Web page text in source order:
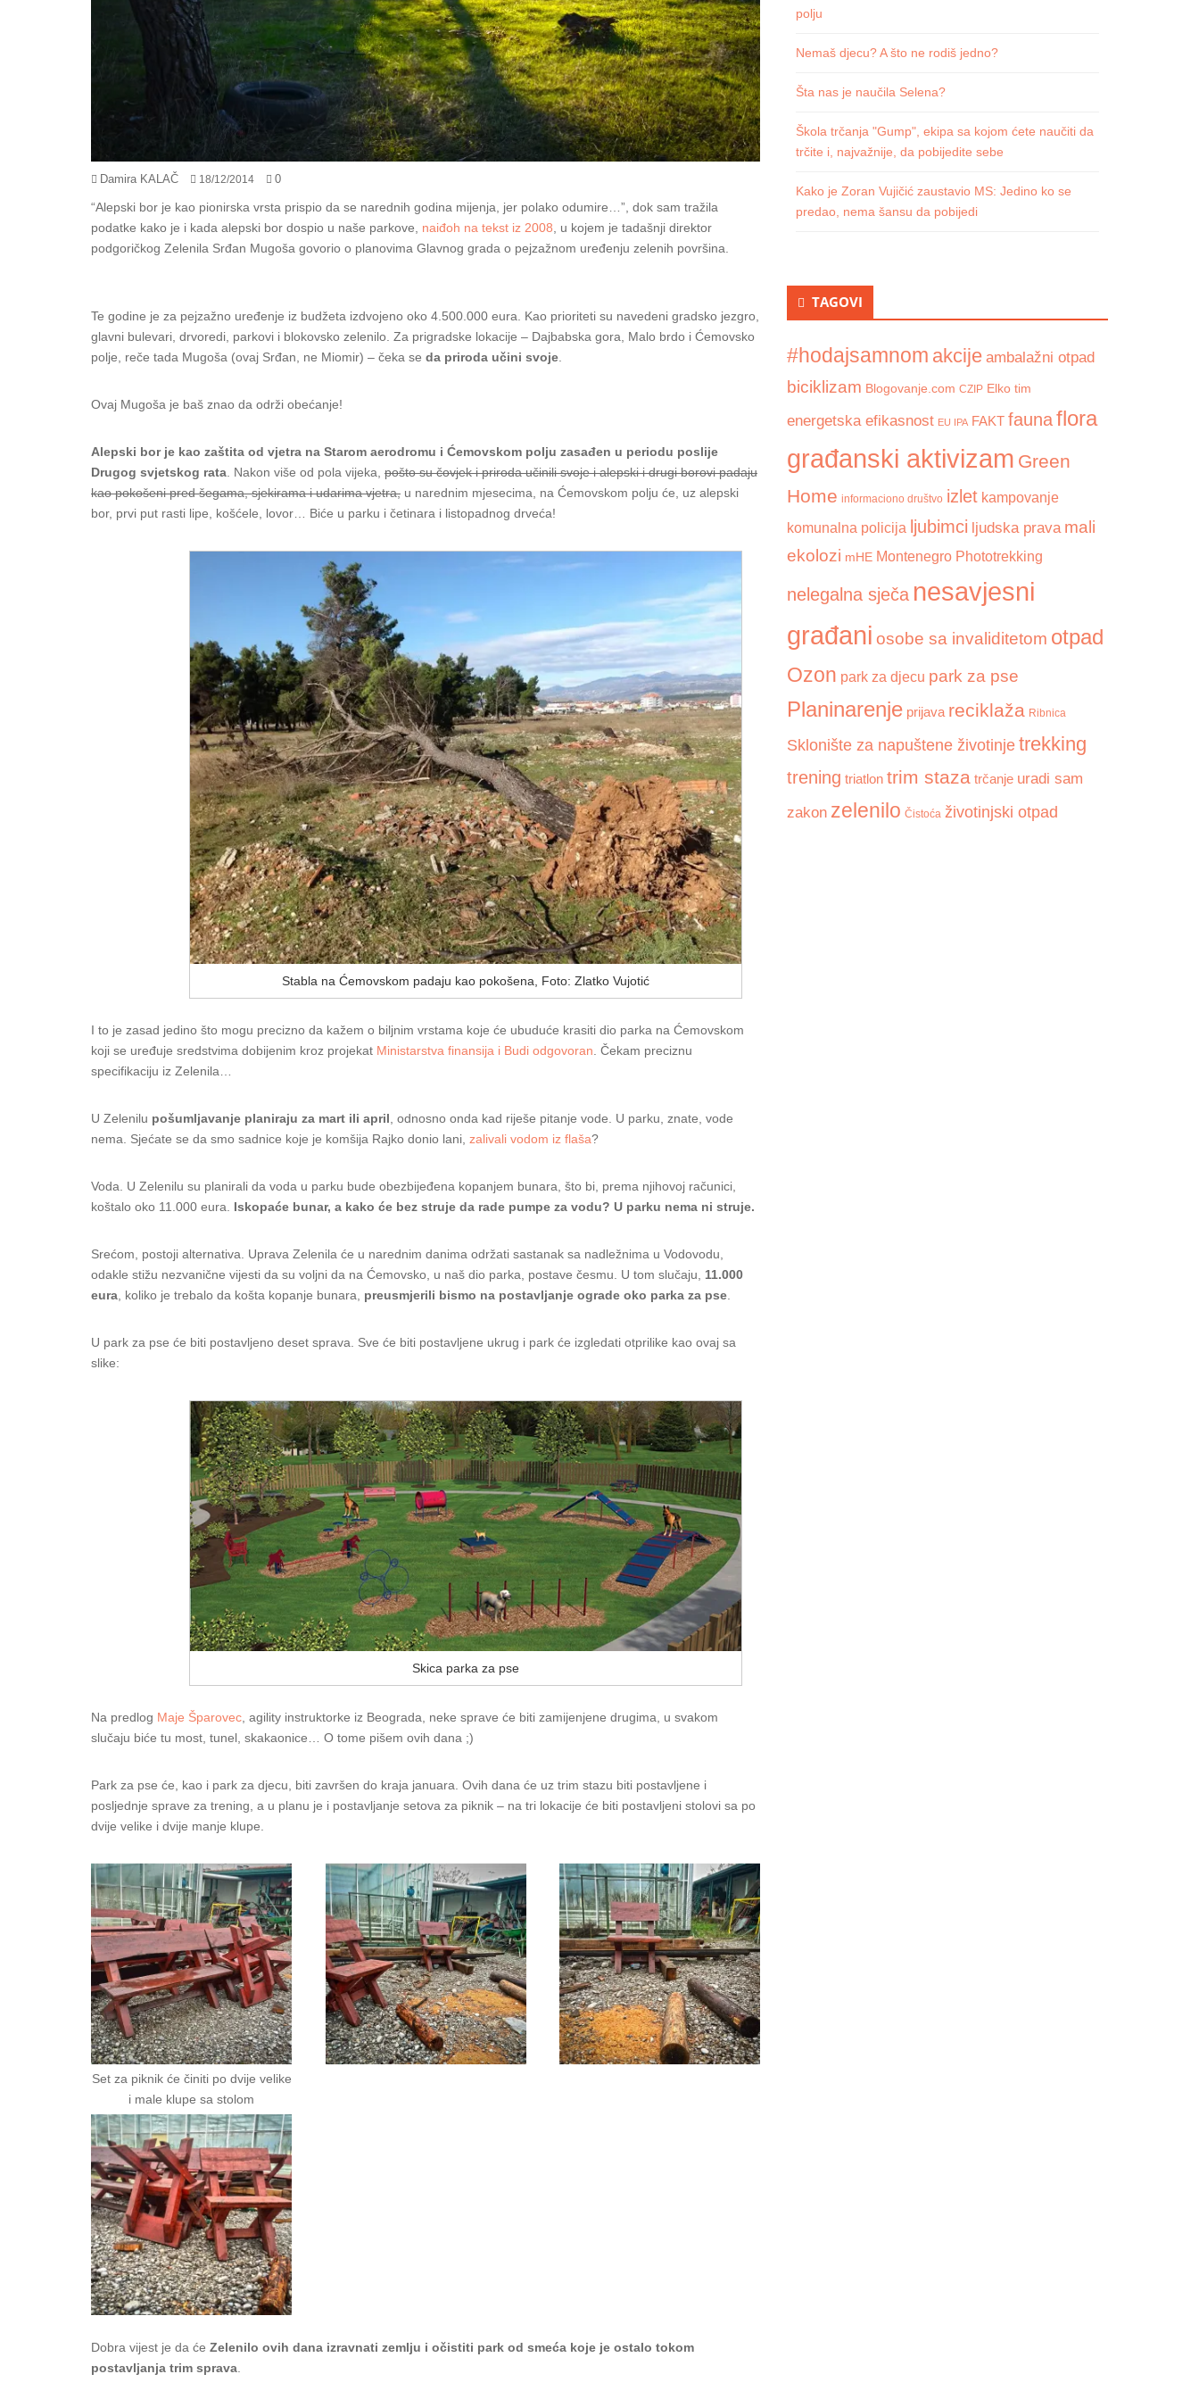
Damira KALAČ 18/12/2014 0
“Alepski bor je kao pionirska vrsta prispio da se narednih godina mijenja, jer polako odumire…”, dok sam tražila
podatke kako je i kada alepski bor dospio u naše parkove, naiđoh na tekst iz 2008 , u kojem je tadašnji direktor
podgoričkog Zelenila Srđan Mugoša govorio o planovima Glavnog grada o pejzažnom uređenju zelenih površina.
Te godine je za pejzažno uređenje iz budžeta izdvojeno oko 4.500.000 eura. Kao prioriteti su navedeni gradsko jezgro,
glavni bulevari, drvoredi, parkovi i blokovsko zelenilo. Za prigradske lokacije – Dajbabska gora, Malo brdo i Ćemovsko
polje, reče tada Mugoša (ovaj Srđan, ne Miomir) – čeka se da priroda učini svoje
Ovaj Mugoša je baš znao da održi obećanje!
Alepski bor je kao zaštita od vjetra na Starom aerodromu i Ćemovskom polju zasađen u periodu poslije
Drugog svjetskog rata . Nakon više od pola vijeka, pošto su čovjek i priroda učinili svoje i alepski i drugi borovi padaju
kao pokošeni pred šegama, sjekirama i udarima vjetra, u narednim mjesecima, na Ćemovskom polju će, uz alepski
bor, prvi put rasti lipe, košćele, lovor… Biće u parku i četinara i listopadnog drveća!
Stabla na Ćemovskom padaju kao pokošena, Foto: Zlatko Vujotić
I to je zasad jedino što mogu precizno da kažem o biljnim vrstama koje će ubuduće krasiti dio parka na Ćemovskom
koji se uređuje sredstvima dobijenim kroz projekat Ministarstva finansija i Budi odgovoran . Čekam preciznu
specifikaciju iz Zelenila…
U Zelenilu pošumljavanje planiraju za mart ili april , odnosno onda kad riješe pitanje vode. U parku, znate, vode
nema. Sjećate se da smo sadnice koje je komšija Rajko donio lani, zalivali vodom iz flaša?
Voda. U Zelenilu su planirali da voda u parku bude obezbijeđena kopanjem bunara, što bi, prema njihovoj računici,
koštalo oko 11.000 eura. Iskopaće bunar, a kako će bez struje da rade pumpe za vodu? U parku nema ni struje.
Srećom, postoji alternativa. Uprava Zelenila će u narednim danima održati sastanak sa nadležnima u Vodovodu,
odakle stižu nezvanične vijesti da su voljni da na Ćemovsko, u naš dio parka, postave česmu. U tom slučaju, 11.000
eura , koliko je trebalo da košta kopanje bunara, preusmjerili bismo na postavljanje ograde oko parka za pse
U park za pse će biti postavljeno deset sprava. Sve će biti postavljene ukrug i park će izgledati otprilike kao ovaj sa
slike:
Skica parka za pse
Na predlog Maje Šparovec, agility instruktorke iz Beograda, neke sprave će biti zamijenjene drugima, u svakom
slučaju biće tu most, tunel, skakaonice… O tome pišem ovih dana ;)
Park za pse će, kao i park za djecu, biti završen do kraja januara. Ovih dana će uz trim stazu biti postavljene i
posljednje sprave za trening, a u planu je i postavljanje setova za piknik – na tri lokacije će biti postavljeni stolovi sa po
dvije velike i dvije manje klupe.
Set za piknik će činiti po dvije velike
i male klupe sa stolom
Dobra vijest je da će Zelenilo ovih dana izravnati zemlju i očistiti park od smeća koje je ostalo tokom
postavljanja trim sprava.
polju
Nemaš djecu? A što ne rodiš jedno?
Šta nas je naučila Selena?
Škola trčanja "Gump", ekipa sa kojom ćete naučiti da
trčite i, najvažnije, da pobijedite sebe
Kako je Zoran Vujičić zaustavio MS: Jedino ko se
predao, nema šansu da pobijedi
TAGOVI
#hodajsamnom akcije ambalažni otpad
biciklizam Blogovanje.com CZIP Elko tim
energetska efikasnost EU IPA FAKT faunaflora
građanski aktivizam Green
Home informaciono društvo izlet kampovanje
komunalna policija ljubimci ljudska prava mali
ekolozi mHE Montenegro Phototrekking
nelegalna sječa nesavjesni
građani osobe sa invaliditetom otpad
Ozon park za djecu park za pse
Planinarenje prijava reciklaža Ribnica
Sklonište za napuštene životinje trekking
trening triatlon trim staza trčanje uradi sam
zakon zelenilo Čistoća životinjski otpad